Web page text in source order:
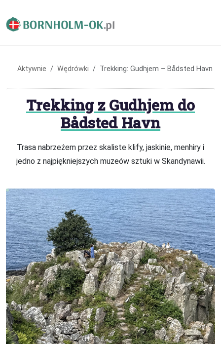
Aktywnie Wędrówki Trekking: Gudhjem – Bådsted Havn
Trekking z Gudhjem do
Bådsted Havn
Trasa nabrzeżem przez skaliste klify, jaskinie, menhiry i
jedno z najpiękniejszych muzeów sztuki w Skandynawii.